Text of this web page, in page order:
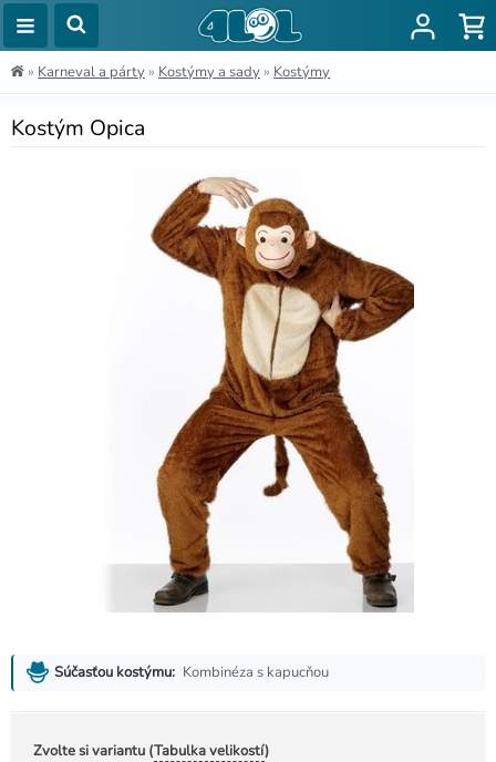
» Karneval a párty » Kostýmy a sady » Kostýmy
Kostým Opica
Súčasťou kostýmu: Kombinéza s kapucňou
Zvolte si variantu (Tabulka velikostí)